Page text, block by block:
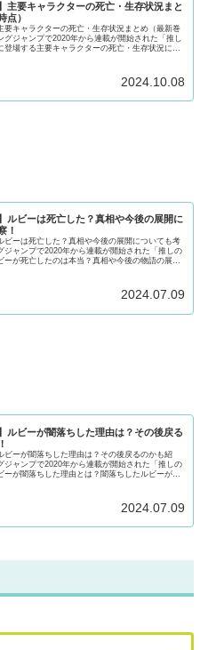
主要キャラクターの死亡・生存状況まと
点）
要キャラクターの死亡・生存状況まとめ（最新巻
グジャンプで2020年から連載が開始された「推し
登場する主要キャラクターの死亡・生存状況につ
2024.10.08
ルビーは死亡した？真相や今後の展開に
！
ビーは死亡した？真相や今後の展開についても考
ジャンプで2020年から連載が開始された「推しの
ーが死亡したのは本当？真相や今後の物語の展開
2024.07.09
ルビーが闇落ちした理由は？その後戻る
ビーが闇落ちした理由は？その後戻るのかも紹
ジャンプで2020年から連載が開始された「推しの
ーが闇落ちした理由とは？闇落ちしたルビーが戻
2024.07.09